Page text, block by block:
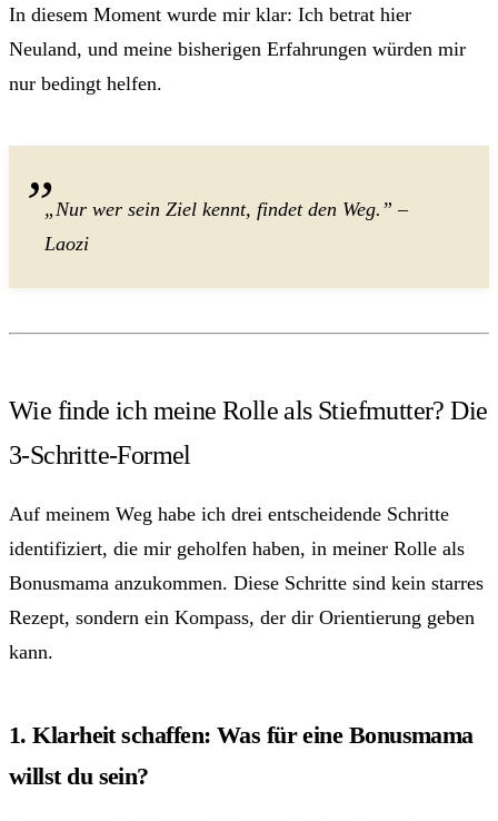
In diesem Moment wurde mir klar: Ich betrat hier
Neuland, und meine bisherigen Erfahrungen würden mir
nur bedingt helfen.
„Nur wer sein Ziel kennt, findet den Weg.” –
Laozi
Wie finde ich meine Rolle als Stiefmutter? Die
3-Schritte-Formel
Auf meinem Weg habe ich drei entscheidende Schritte
identifiziert, die mir geholfen haben, in meiner Rolle als
Bonusmama anzukommen. Diese Schritte sind kein starres
Rezept, sondern ein Kompass, der dir Orientierung geben
kann.
1. Klarheit schaffen: Was für eine Bonusmama
willst du sein?